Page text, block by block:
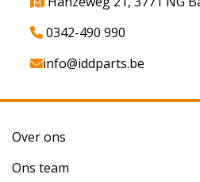
0342-490 990
info@iddparts.be
Over ons
Ons team